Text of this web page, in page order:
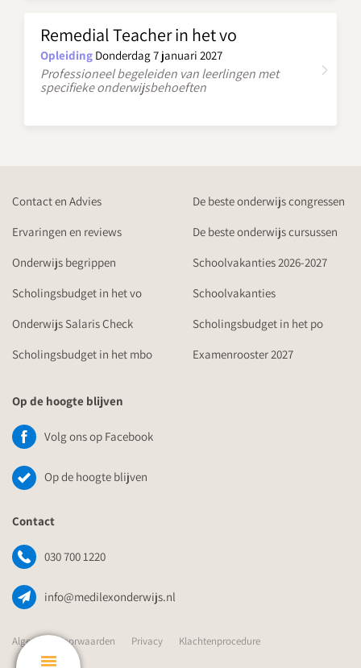
Remedial Teacher in het vo
Opleiding Donderdag 7 januari 2027
Professioneel begeleiden van leerlingen met
specifieke onderwijsbehoeften
Contact en Advies
De beste onderwijs congressen
Ervaringen en reviews
De beste onderwijs cursussen
Onderwijs begrippen
Schoolvakanties 2026-2027
Scholingsbudget in het vo
Schoolvakanties
Onderwijs Salaris Check
Scholingsbudget in het po
Scholingsbudget in het mbo
Examenrooster 2027
Op de hoogte blijven
Volg ons op Facebook
Op de hoogte blijven
Contact
030 700 1220
info@medilexonderwijs.nl
Algemene Voorwaarden Privacy Klachtenprocedure